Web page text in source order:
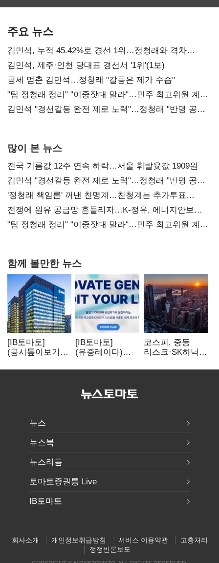
주요 뉴스
김민석, 누적 45.42%로 경선 1위…정청래와 격차
0.86%p(2보)
김민석, 제주·인천 당대표 경선서 '1위'(1보)
공세 멈춘 김민석…정청래 "갈등은 제가 수습"
"팀 정청래 정리" "이중잣대 말라"…민주 최고위원 계파
다툼 격화
김민석 "경선갈등 완전 제로 노력"…정청래 "반명 공세
많이 본 뉴스
전국 기름값 12주 연속 하락…서울 휘발윳값 1909원
김민석 "경선갈등 완전 제로 노력"…정청래 "반명 공세
사과부터"
'정청래 책임론' 꺼낸 친명계…친청계는 추가투표
때리기
전쟁에 원유 공급망 흔들리자…K-정유, 에너지안보
핵심으로 재부상
"팀 정청래 정리" "이중잣대 말라"…민주 최고위원 계파
함께 볼만한 뉴스
[IB토마토]
(공시톺아보기)
바로 매출로
[IB토마토]
(유증레이다)
3분의 1 토막…
비용부터 챙긴다
코스피, 중동
리스크·SK하닉
뒷걸음
뉴스
뉴스북
뉴스리듬
토마토증권통 Live
IB토마토
회사소개 개인정보취급방침 서비스 이용약관
고충처리
정정반론보도